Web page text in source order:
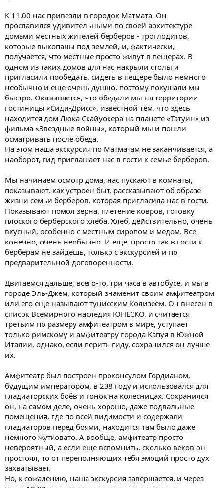
К 11.00 нас привезли в городок Матмата. Он
прославился удивительными по своей архитектуре
домами местных жителей берберов - троглодитов,
которые выкопаны под землей, и, фактически,
получается, что местные просто живут в пещерах. В
одном из таких домов для нас накрыли столы и
пригласили пообедать, сидеть в пещере было немного
необычно и еще очень душно, поэтому покушали мы
быстро. Оказывается, что обедали мы на территории
гостиницы «Сиди-Дрисс», известной тем, что здесь
находится дом Люка Скайуокера на планете «Татуин» из
фильма «Звездные войны», который мы и пошли
осматривать после обеда.
На этом наша экскурсия по Матматам не заканчивается, а
наоборот, гид приглашает нас в гости к семье берберов.
Мы начинаем осмотр дома, нас пускают в комнаты,
показывают, как устроен быт, рассказывают об образе
жизни семьи берберов, которая пригласила нас в гости.
Показывают помол зерна, плетение ковров, готовку
плоского берберского хлеба. Хлеб, действительно, очень
вкусный, особенно с местным сиропом и медом. Все,
конечно, очень необычно. И еще, просто так в гости к
берберам не зайдешь, только с экскурсией и по
предварительной договоренности.
Двигаемся дальше, всего-то, три часа в автобусе, и мы в
городе Эль-Джем, который знаменит своим амфитеатром
или его еще называют тунисским Колизеем. Он внесен в
список Всемирного наследия ЮНЕСКО, и считается
третьим по размеру амфитеатром в мире, уступает
только римскому и амфитеатру города Капуя в Южной
Италии, однако, если верить гиду, сохранился он лучше
их.
Амфитеатр был построен проконсулом Гордианом,
будущим императором, в 238 году и использовался для
гладиаторских боёв и гонок на колесницах. Сохранился
он, на самом деле, очень хорошо, даже подвальные
помещения, где по всей видимости и содержали
гладиаторов перед боями, находится там было даже
немного жутковато. А вообще, амфитеатр просто
невероятный, а если еще вспомнить, сколько веков он
простоял, то от переполняющих тебя эмоций просто дух
захватывает.
Но, к сожалению, наша экскурсия завершается, и через